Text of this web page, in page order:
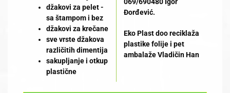
džakovi za pelet -
sa štampom i bez
džakovi za krečane
sve vrste džakova
različitih dimentija
sakupljanje i otkup
plastične
Đorđević.
Eko Plast doo reciklaža
plastike folije i pet
ambalaže Vladičin Han